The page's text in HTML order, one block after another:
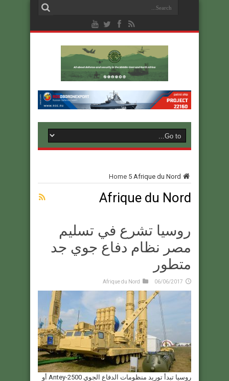
Home 5 Afrique du Nord
Afrique du Nord
روسيا تشرع في تسليم
مصر نظام دفاع جوي جد
متطور
06/06/2017
Afrique du Nord
روسيا تبدأ توريد منظومات الدفاع الجوي Antey-2500 أو